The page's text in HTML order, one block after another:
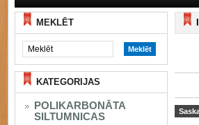
MEKLĒT
KATEGORIJAS
POLIKARBONĀTA
SILTUMNICAS